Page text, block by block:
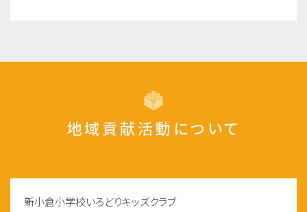
地域貢献活動について
新小倉小学校いろどりキッズクラブ